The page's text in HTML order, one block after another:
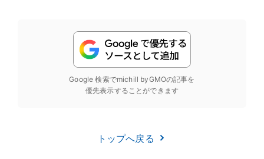
Google 検索でmichill byGMOの記事を
優先表示することができます
トップへ戻る